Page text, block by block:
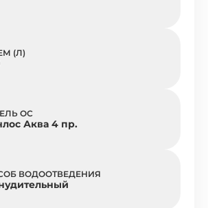
(Л)
ОС
Аква 4 пр.
ВОДООТВЕДЕНИЯ